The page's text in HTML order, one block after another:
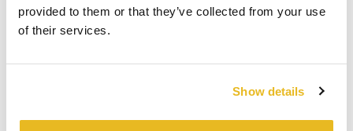
provided to them or that they’ve collected from your use
of their services.
Show details